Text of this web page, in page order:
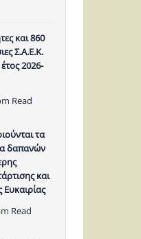
και 860
Σ.Α.Ε.Κ.
2026-
Read
τα
δαπανών
και
Ευκαιρίας
Read